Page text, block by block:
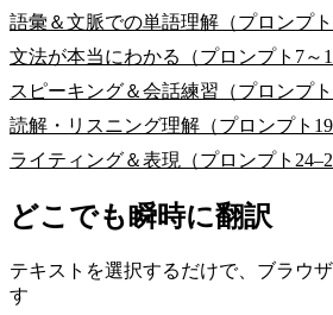
語彙＆文脈での単語理解（プロンプト
文法が本当にわかる（プロンプト7～
スピーキング＆会話練習（プロンプト
読解・リスニング理解（プロンプト19
ライティング＆表現（プロンプト
どこでも瞬時に翻訳
テキストを選択するだけで、ブラウ
す